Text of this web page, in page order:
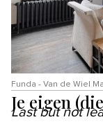
Funda - Van de Wiel
Je eigen
Last but not